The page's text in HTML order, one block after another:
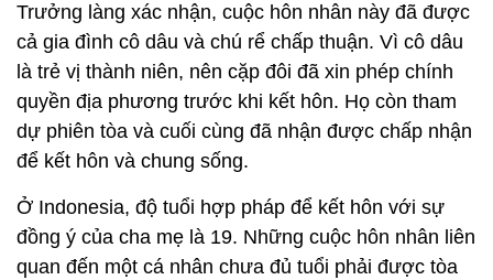
Trưởng làng xác nhận, cuộc hôn nhân này đã được
cả gia đình cô dâu và chú rể chấp thuận. Vì cô dâu
là trẻ vị thành niên, nên cặp đôi đã xin phép chính
quyền địa phương trước khi kết hôn. Họ còn tham
dự phiên tòa và cuối cùng đã nhận được chấp nhận
để kết hôn và chung sống.
Ở Indonesia, độ tuổi hợp pháp để kết hôn với sự
đồng ý của cha mẹ là 19. Những cuộc hôn nhân liên
quan đến một cá nhân chưa đủ tuổi phải được tòa